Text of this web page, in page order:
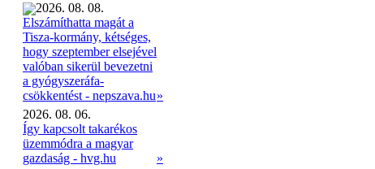
2026. 08. 08.
Elszámíthatta magát a
Tisza-kormány, kétséges,
hogy szeptember elsejével
valóban sikerül bevezetni
a gyógyszeráfa-
csökkentést - nepszava.hu»
2026. 08. 06.
Így kapcsolt takarékos
üzemmódra a magyar
gazdaság - hvg.hu
»